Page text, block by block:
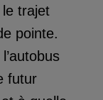
trajet
pointe.
futur